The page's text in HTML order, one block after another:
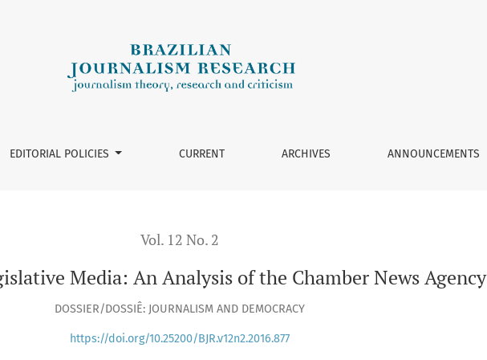
Chamber News Agency
EDITORIAL POLICIES CURRENT ARCHIVES ANNOUNCEMENTS
Vol. 12 No. 2
Media: An Analysis of the Chamber News Agency
DOSSIER/DOSSIÊ: JOURNALISM AND DEMOCRACY
https://doi.org/10.25200/BJR.v12n2.2016.877